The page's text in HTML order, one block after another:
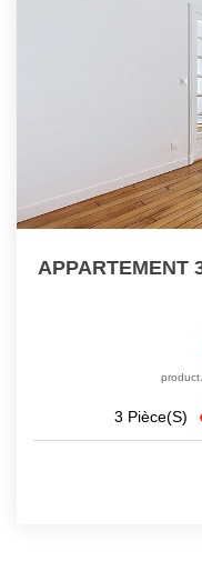
APPARTEMENT
3 Pièce(s)